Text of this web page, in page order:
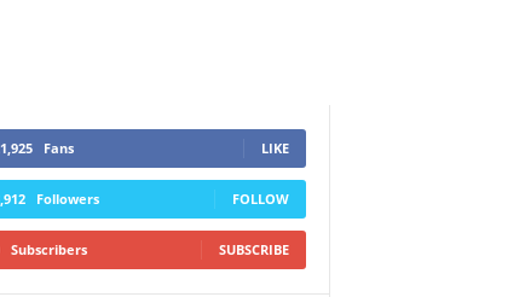
Fans LIKE
Followers FOLLOW
Subscribers SUBSCRIBE